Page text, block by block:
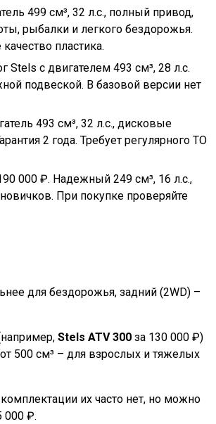
499 см³, 32 л.с., полный привод,
рыбалки и легкого бездорожья.
пластика.
Stels с двигателем 493 см³, 28 л.с.
подвеской. В базовой версии нет
493 см³, 32 л.с., дисковые
2 года. Требует регулярного ТО
000 ₽. Надежный 249 см³, 16 л.с.,
При покупке проверяйте
для бездорожья, задний (2WD) –
Stels ATV 300 за 130 000 ₽)
500 см³ – для взрослых и тяжелых
их часто нет, но можно
000 ₽.